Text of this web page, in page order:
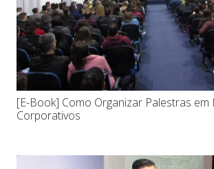
[E-Book] Como Organizar Palestras em
Corporativos